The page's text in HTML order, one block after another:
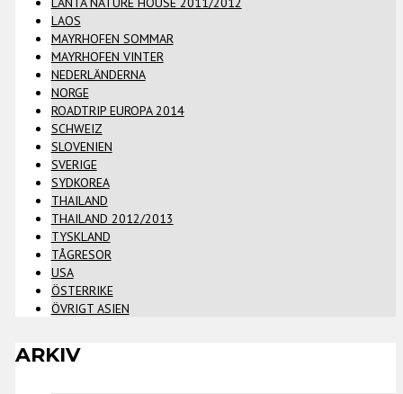
LAOS
MAYRHOFEN SOMMAR
MAYRHOFEN VINTER
NEDERLÄNDERNA
NORGE
ROADTRIP EUROPA 2014
SCHWEIZ
SLOVENIEN
SVERIGE
SYDKOREA
THAILAND
THAILAND 2012/2013
TYSKLAND
TÅGRESOR
USA
ÖSTERRIKE
ÖVRIGT ASIEN
ARKIV